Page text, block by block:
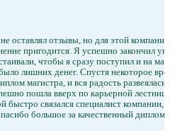
оставлял отзывы, но для этой компании
пригодится. Я успешно закончил
чтобы я сразу поступил и на
лишних денег. Спустя некоторое
магистра, и вся радость
пошла вверх по карьерной
связался специалист компании,
большое за качественный